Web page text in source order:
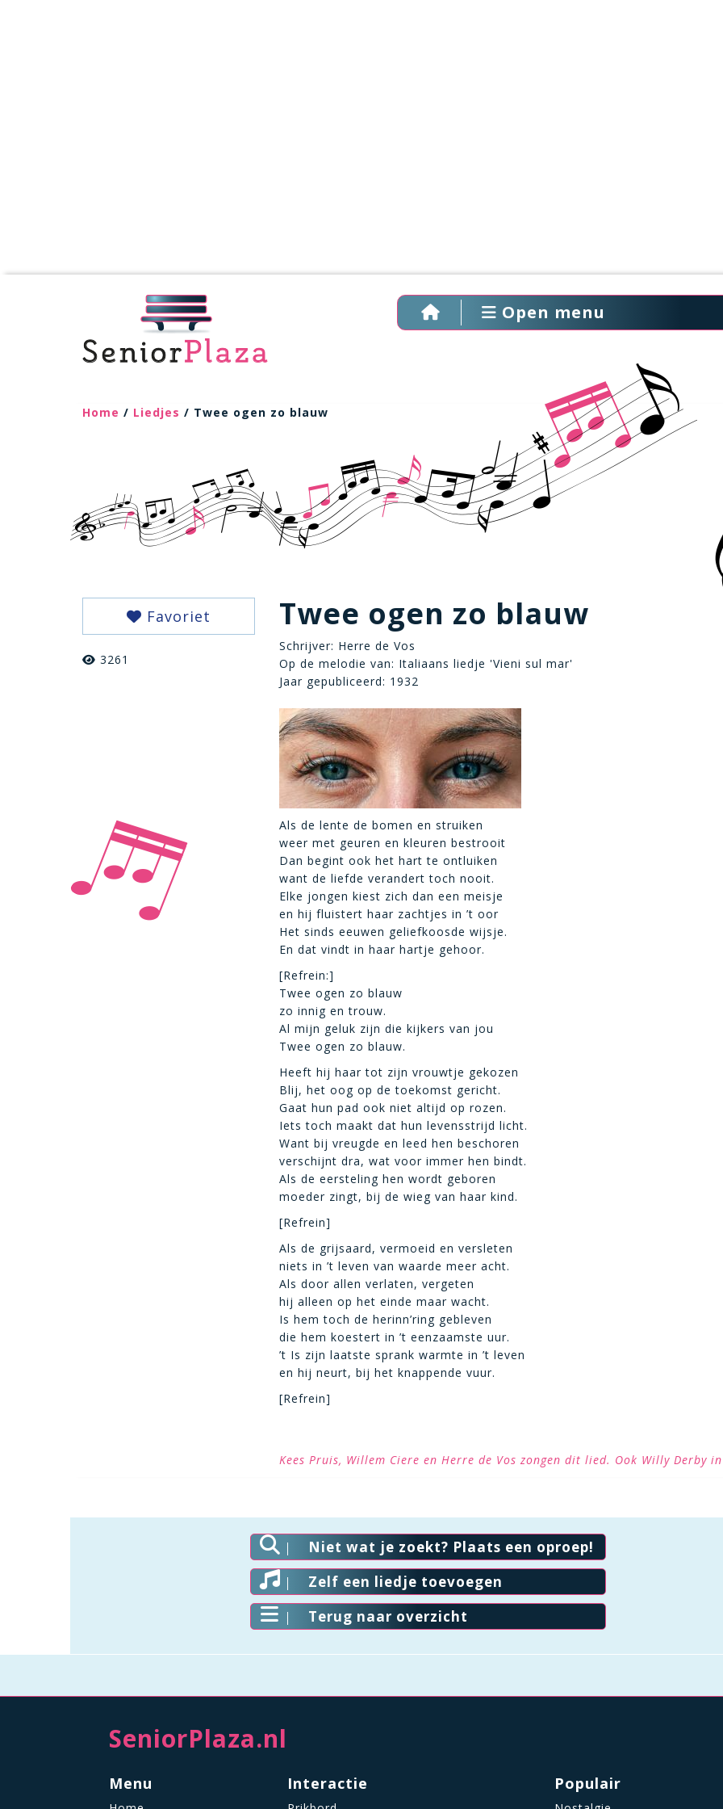
Open menu
Home / Liedjes / Twee ogen zo blauw
Favoriet
3261
Twee ogen zo blauw
Schrijver: Herre de Vos
Op de melodie van: Italiaans liedje 'Vieni sul mar'
Jaar gepubliceerd: 1932
Als de lente de bomen en struiken
weer met geuren en kleuren bestrooit
Dan begint ook het hart te ontluiken
want de liefde verandert toch nooit.
Elke jongen kiest zich dan een meisje
en hij fluistert haar zachtjes in ’t oor
Het sinds eeuwen geliefkoosde wijsje.
En dat vindt in haar hartje gehoor.
[Refrein:]
Twee ogen zo blauw
zo innig en trouw.
Al mijn geluk zijn die kijkers van jou
Twee ogen zo blauw.
Heeft hij haar tot zijn vrouwtje gekozen
Blij, het oog op de toekomst gericht.
Gaat hun pad ook niet altijd op rozen.
Iets toch maakt dat hun levensstrijd licht.
Want bij vreugde en leed hen beschoren
verschijnt dra, wat voor immer hen bindt.
Als de eersteling hen wordt geboren
moeder zingt, bij de wieg van haar kind.
[Refrein]
Als de grijsaard, vermoeid en versleten
niets in ’t leven van waarde meer acht.
Als door allen verlaten, vergeten
hij alleen op het einde maar wacht.
Is hem toch de herinn’ring gebleven
die hem koestert in ’t eenzaamste uur.
’t Is zijn laatste sprank warmte in ’t leven
en hij neurt, bij het knappende vuur.
[Refrein]
Kees Pruis, Willem Ciere en Herre de Vos zongen dit lied. Ook Willy Derby
Niet wat je zoekt? Plaats een oproep!
Zelf een liedje toevoegen
Terug naar overzicht
SeniorPlaza.nl
Menu Interactie Populair